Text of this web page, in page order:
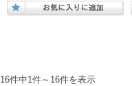
16件中1件～16件を表示